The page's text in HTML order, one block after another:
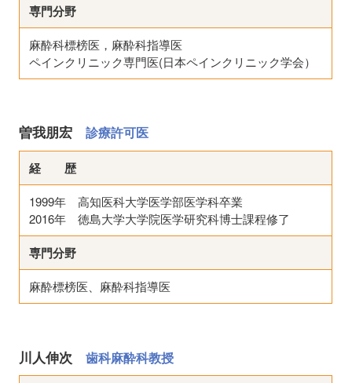
専門分野
麻酔科標榜医，麻酔科指導医
ペインクリニック専門医(日本ペインクリニック学会）
曽我朋宏診療許可医
経 歴
1999年 高知医科大学医学部医学科卒業
2016年 徳島大学大学院医学研究科博士課程修了
専門分野
麻酔標榜医、麻酔科指導医
川人伸次歯科麻酔科教授